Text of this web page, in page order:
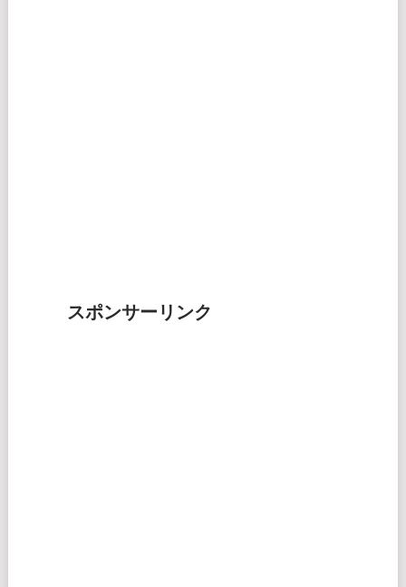
スポンサーリンク